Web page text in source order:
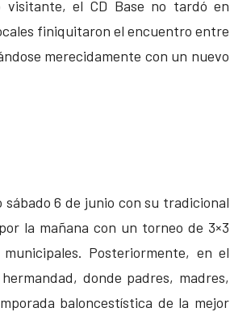
el CD Base no tardó en
finiquitaron el encuentro entre
merecidamente con un nuevo
6 de junio con su tradicional
la mañana con un torneo de 3×3
Posteriormente, en el
donde padres, madres,
baloncestística de la mejor